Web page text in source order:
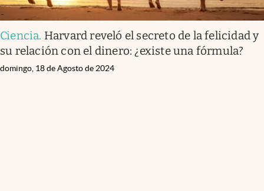
Ciencia. Harvard reveló el secreto de la felicidad y
su relación con el dinero: ¿existe una fórmula?
domingo, 18 de Agosto de 2024